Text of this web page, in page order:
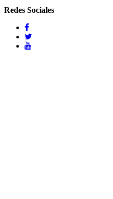
Redes Sociales